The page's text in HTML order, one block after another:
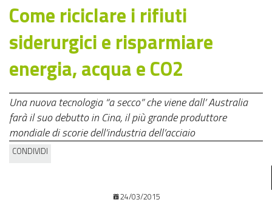
Come riciclare i rifiuti
siderurgici e risparmiare
energia, acqua e CO2
Una nuova tecnologia “a secco” che viene dall’ Australia
farà il suo debutto in Cina, il più grande produttore
mondiale di scorie dell’industria dell’acciaio
CONDIVIDI
24/03/2015